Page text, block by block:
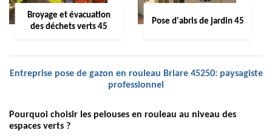
Broyage et évacuation
des déchets verts 45
Pose d'abris de jardin 45
Entreprise pose de gazon en rouleau Briare 45250: paysagiste
professionnel
Pourquoi choisir les pelouses en rouleau au niveau des
espaces verts ?